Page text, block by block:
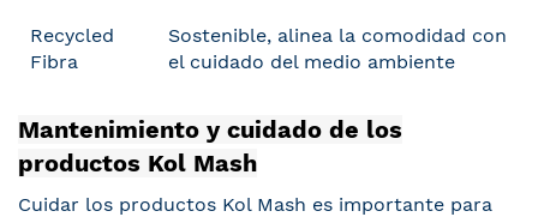
Recycled
Fibra
Sostenible, alinea la comodidad con
el cuidado del medio ambiente
Mantenimiento y cuidado de los
productos Kol Mash
Cuidar los productos Kol Mash es importante para